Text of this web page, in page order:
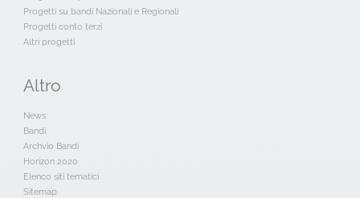
Progetti su bandi Nazionali e Regionali
Progetti conto terzi
Altri progetti
Altro
News
Bandi
Archvio Bandi
Horizon 2020
Elenco siti tematici
Sitemap